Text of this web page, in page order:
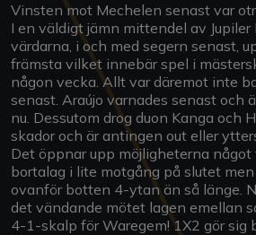
Vinsten mot Mechelen senast var
I en väldigt jämn mittendel av Jupiler
värdarna, i och med segern senast,
främsta vilket innebär spel i
någon vecka. Allt var däremot inte
senast. Araújo varnades senast och
nu. Dessutom drog duon Kanga och
skador och är antingen out eller
Det öppnar upp möjligheterna något
bortalag i lite motgång på slutet
ovanför botten 4-ytan än så länge.
det vändande mötet lagen emellan
4-1-skalp för Waregem! 1X2 gör sig